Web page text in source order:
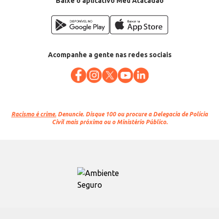
Acompanhe a gente nas redes sociais
Racismo é crime. Denuncie. Disque 100 ou procure a Delegacia de Polícia
Civil mais próxima ou o Ministério Público.